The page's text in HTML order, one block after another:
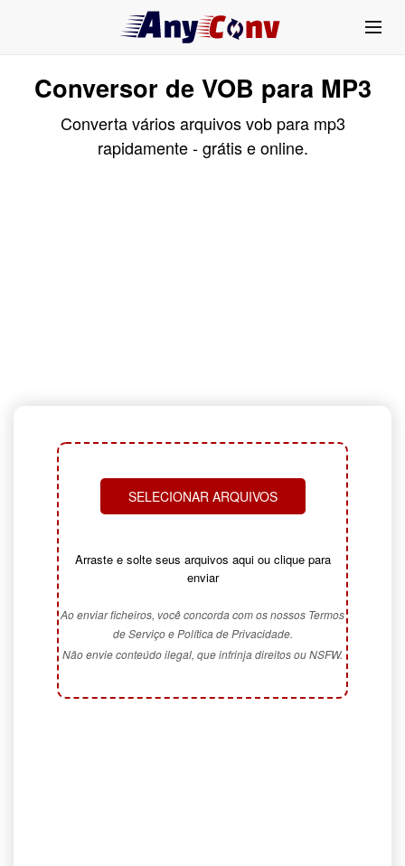
Conversor de VOB para MP3
Converta vários arquivos vob para mp3
rapidamente - grátis e online.
SELECIONAR ARQUIVOS
Arraste e solte seus arquivos aqui ou clique para
enviar
Ao enviar ficheiros, você concorda com os nossos Termos
de Serviço e Política de Privacidade.
Não envie conteúdo ilegal, que infrinja direitos ou NSFW.